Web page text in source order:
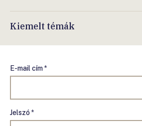
Kiemelt témák
E-mail cím *
Jelszó *